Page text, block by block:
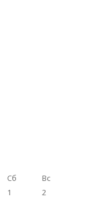
Сб
Вс
1
2